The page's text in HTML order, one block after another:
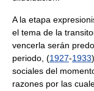
A la etapa
el tema de la
vencerla serán
periodo, (1927-1933
sociales del
razones por las